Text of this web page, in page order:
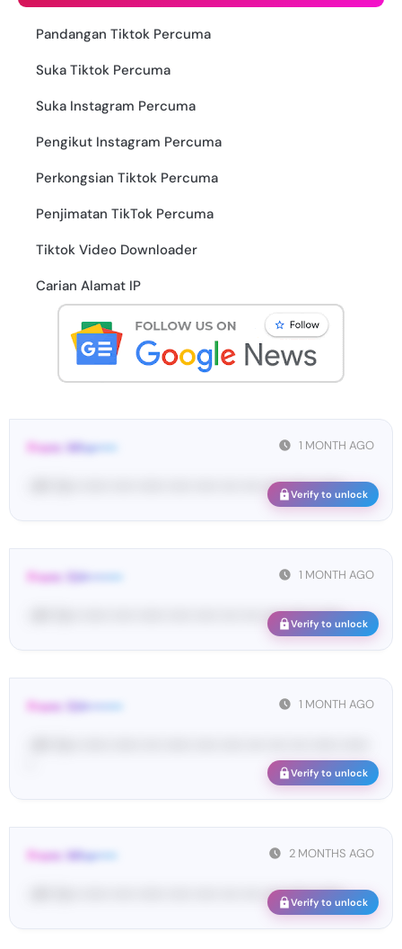
Pandangan Tiktok Percuma
Suka Tiktok Percuma
Suka Instagram Percuma
Pengikut Instagram Percuma
Perkongsian Tiktok Percuma
Penjimatan TikTok Percuma
Tiktok Video Downloader
Carian Alamat IP
1 MONTH AGO
From: Wha•••••
<#• Yo•• •••••• ••••• •••••• ••••• ••••• •••• •••• •••• •••••• ••••••
Verify to unlock
1 MONTH AGO
From: 124••••••••
<#• Yo•• •••••• ••••• •••••• ••••• ••••• •••• •••• •••• •••••• ••••••
Verify to unlock
1 MONTH AGO
From: 124••••••••
Verify to unlock
2 MONTHS AGO
From: Wha•••••
<#• Yo•• •••••• ••••• •••••• ••••• ••••• •••• •••• •••• •••••• ••••••
Verify to unlock